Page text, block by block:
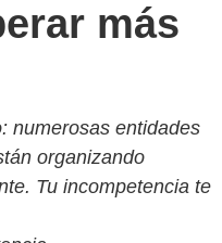
más
numerosas entidades
organizando
Tu incompetencia te